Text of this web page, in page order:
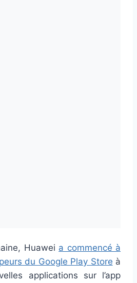
Huawei a commencé à
du Google Play Store à
applications sur l’app